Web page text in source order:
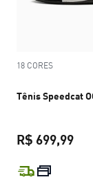
18 CORES
Tênis Speedcat
R$ 699,99